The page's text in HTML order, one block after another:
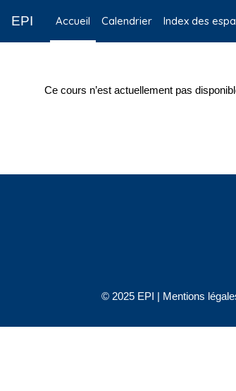
EPI Accueil Calendrier Index des
Ce cours n’est actuellement pas
© 2025 EPI | Mentions